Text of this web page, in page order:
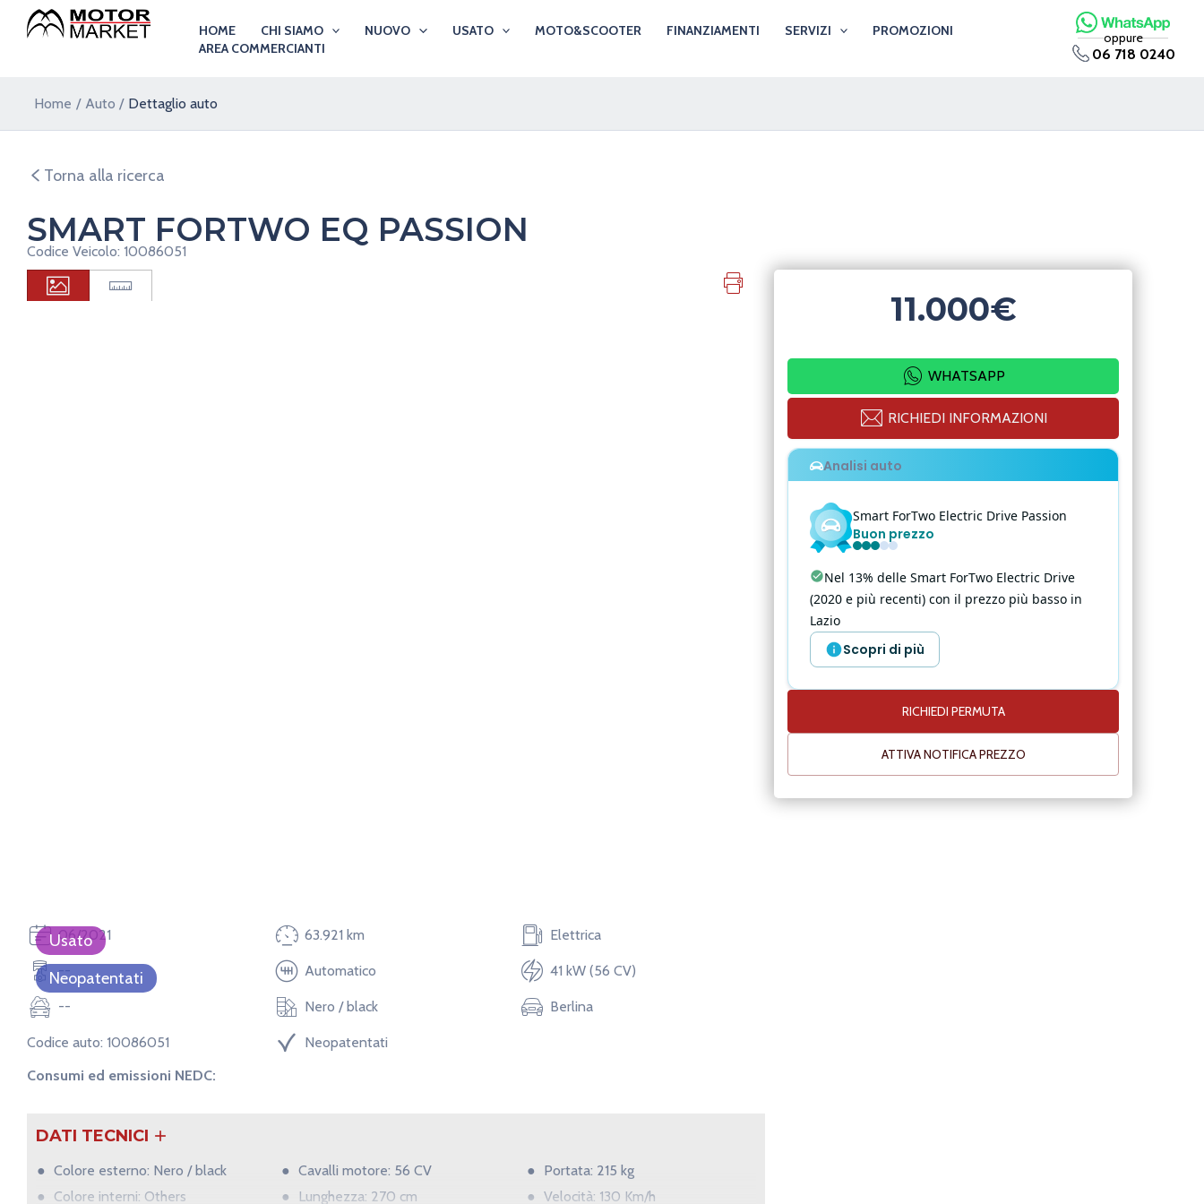
HOME CHI SIAMO NUOVO USATO MOTO&SCOOTER FINANZIAMENTI SERVIZI
PROMOZIONI
AREA COMMERCIANTI
oppure
06 718 0240
Home Auto Dettaglio auto
Torna alla ricerca
SMART FORTWO EQ PASSION
Codice Veicolo: 10086051
Usato
Neopatentati
06/2021 63.921 km Elettrica
-- Automatico 41 kW (56 CV)
-- Nero / black Berlina
Codice auto: 10086051
Neopatentati
Consumi ed emissioni NEDC:
DATI TECNICI
Colore esterno: Nero / black
Colore interni: Others
Cavalli motore: 56 CV
Lunghezza: 270 cm
Portata: 215 kg
Velocità: 130 Km/h
11.000€
RICHIEDI INFORMAZIONI
WHATSAPP
Analisi auto
Smart ForTwo Electric Drive Passion
Buon prezzo
Nel 13% delle Smart ForTwo Electric Drive
(2020 e più recenti) con il prezzo più basso in
Lazio
Scopri di più
RICHIEDI PERMUTA
ATTIVA NOTIFICA PREZZO